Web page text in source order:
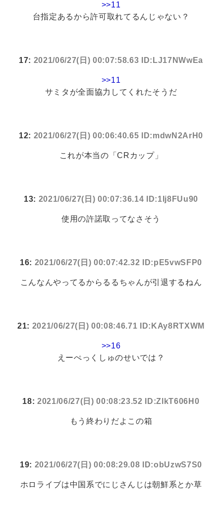
>>11
台指定あるから許可取れてるんじゃない？
17: 2021/06/27(日) 00:07:58.63 ID:LJ17NWwEa
>>11
サミタが全面協力してくれたそうだ
12: 2021/06/27(日) 00:06:40.65 ID:mdwN2ArH0
これが本当の「CRカップ」
13: 2021/06/27(日) 00:07:36.14 ID:1Ij8FUu90
使用の許諾取ってなさそう
16: 2021/06/27(日) 00:07:42.32 ID:pE5vwSFP0
こんなんやってるからるるちゃんが引退するねん
21: 2021/06/27(日) 00:08:46.71 ID:KAy8RTXWM
>>16
えーぺっくしゅのせいでは？
18:2021/06/27(日) 00:08:23.52 ID:ZlkT606H0
もう終わりだよこの箱
19: 2021/06/27(日) 00:08:29.08 ID:obUzwS7S0
ホロライブは中国系でにじさんじは朝鮮系とか草